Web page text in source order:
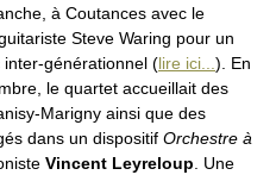
à Coutances avec le
Steve Waring pour un
générationnel (lire ici...). En
le quartet accueillait des
Marigny ainsi que des
dans un dispositif Orchestre à
Vincent Leyreloup. Une